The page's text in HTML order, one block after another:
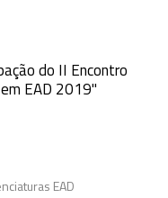
do II Encontro
EAD 2019"
EAD